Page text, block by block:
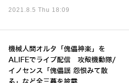
2021.8.5 Thu 18:09
機械人間オルタ「傀儡神楽」を
ALIFEでライブ配信 攻殻機動隊/
イノセンス「傀儡謡 怨恨みて散